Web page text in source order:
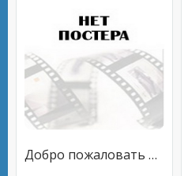
Добро пожаловать в Кьюриосити